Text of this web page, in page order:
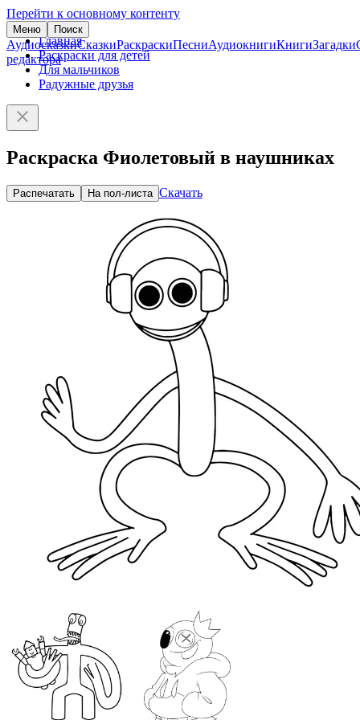
Перейти к основному контенту
Меню Поиск
АудиосказкиСказкиРаскраскиПесниАудиокнигиКнигиЗагадки
редактора
Главная
Раскраски для детей
Для мальчиков
Радужные друзья
Раскраска Фиолетовый в наушниках
Распечатать На пол-листа Скачать